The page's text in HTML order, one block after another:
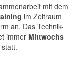
mit dem
im Zeitraum
an. Das Technik-
immer Mittwochs